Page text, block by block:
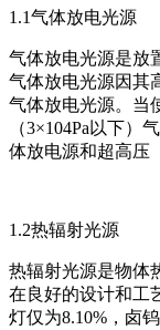
1.1气体放电光源
气体放电光源是放
气体放电光源因其
气体放电光源。当
（3×104Pa以下）
体放电源和超高压
1.2热辐射光源
热辐射光源是物体
在良好的设计和工
灯仅为8.10%，卤